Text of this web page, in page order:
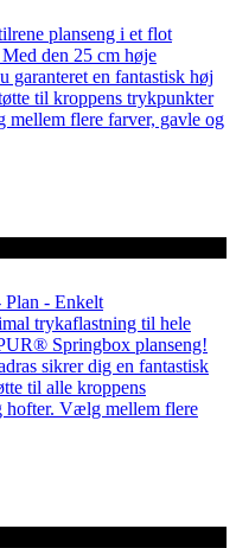
planseng i et flot
den 25 cm høje
garanteret en fantastisk høj
til kroppens trykpunkter
flere farver, gavle og
- Enkelt
trykaflastning til hele
Springbox planseng!
sikrer dig en fantastisk
til alle kroppens
hofter. Vælg mellem flere